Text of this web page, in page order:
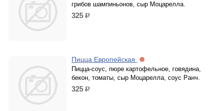
грибов шампиньонов, сыр Моцарелла.
325 р.
Пицца Европейская
Пицца-соус, пюре картофельное, говядина,
бекон, томаты, сыр Моцарелла, соус Ранч.
325 р.